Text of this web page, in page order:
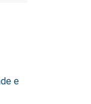
e